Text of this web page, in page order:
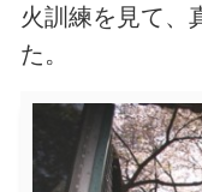
火訓練を見て、
た。